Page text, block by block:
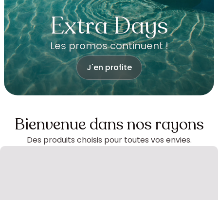
Extra Days
Les promos continuent !
J'en profite
Bienvenue dans nos rayons
Des produits choisis pour toutes vos envies.